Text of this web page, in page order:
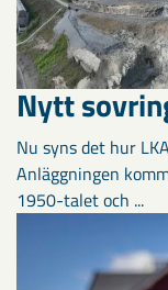
Nytt
Nu syns det hur
Anläggningen
1950-talet och ...